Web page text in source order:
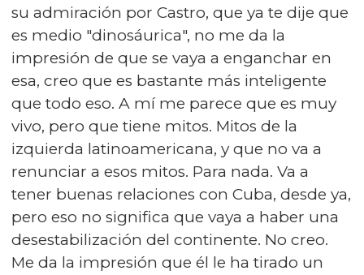
su admiración por Castro, que ya te dije que
es medio "dinosáurica", no me da la
impresión de que se vaya a enganchar en
esa, creo que es bastante más inteligente
que todo eso. A mí me parece que es muy
vivo, pero que tiene mitos. Mitos de la
izquierda latinoamericana, y que no va a
renunciar a esos mitos. Para nada. Va a
tener buenas relaciones con Cuba, desde ya,
pero eso no significa que vaya a haber una
desestabilización del continente. No creo.
Me da la impresión que él le ha tirado un